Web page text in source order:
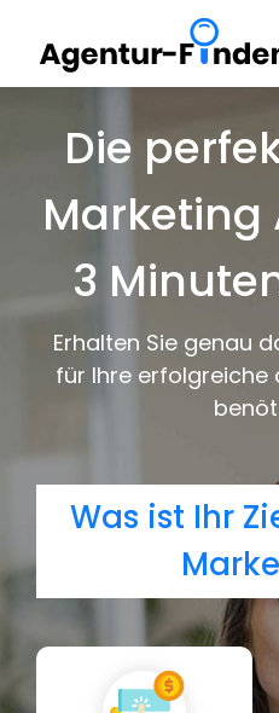
Die
Marketing
3
Erhalten Sie genau
für Ihre erfolgreiche
Was ist Ihr